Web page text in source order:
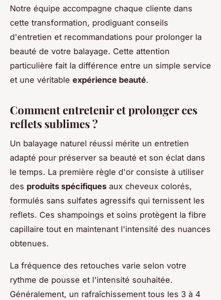
Notre équipe accompagne chaque cliente dans
cette transformation, prodiguant conseils
d'entretien et recommandations pour prolonger la
beauté de votre balayage. Cette attention
particulière fait la différence entre un simple service
et une véritable expérience beauté.
Comment entretenir et prolonger ces
reflets sublimes ?
Un balayage naturel réussi mérite un entretien
adapté pour préserver sa beauté et son éclat dans
le temps. La première règle d'or consiste à utiliser
des produits spécifiques aux cheveux colorés,
formulés sans sulfates agressifs qui ternissent les
reflets. Ces shampoings et soins protègent la fibre
capillaire tout en maintenant l'intensité des nuances
obtenues.
La fréquence des retouches varie selon votre
rythme de pousse et l'intensité souhaitée.
Généralement, un rafraîchissement tous les 3 à 4